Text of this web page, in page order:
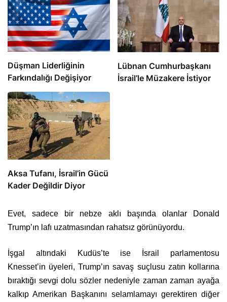
Düşman Liderliğinin
Farkındalığı Değişiyor
Lübnan Cumhurbaşkanı
İsrail’le Müzakere İstiyor
Aksa Tufanı, İsrail’in Gücü
Kader Değildir Diyor
Evet, sadece bir nebze aklı başında olanlar Donald
Trump’ın lafı uzatmasından rahatsız görünüyordu.
İşgal altındaki Kudüs’te ise İsrail parlamentosu
Knesset’in üyeleri, Trump’ın savaş suçlusu zatın kollarına
bıraktığı sevgi dolu sözler nedeniyle zaman zaman ayağa
kalkıp Amerikan Başkanını selamlamayı gerektiren diğer